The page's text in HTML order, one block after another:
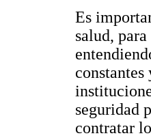
Es
salud,
seguridad
contratar